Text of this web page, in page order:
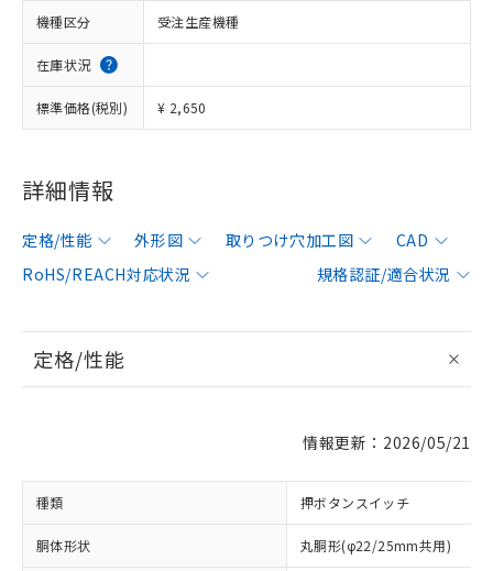
機種区分 受注生産機種
在庫状況
標準価格(税別) ¥ 2,650
詳細情報
定格/性能 外形図 取りつけ穴加工図
CAD
RoHS/REACH対応状況
規格認証/適合状況
定格/性能
情報更新：2026/05/21
種類 押ボタンスイッチ
胴体形状 丸胴形(φ22/25mm共用)